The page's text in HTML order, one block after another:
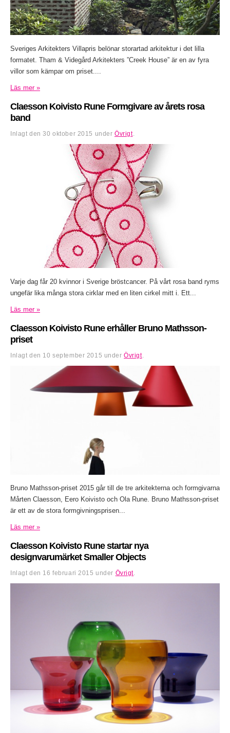
Sveriges Arkitekters Villapris belönar storartad arkitektur i det lilla
formatet. Tham & Videgård Arkitekters ”Creek House” är en av fyra
villor som kämpar om priset....
Läs mer »
Claesson Koivisto Rune Formgivare av årets rosa
band
Inlagt den30 oktober 2015 underÖvrigt.
Varje dag får 20 kvinnor i Sverige bröstcancer. På vårt rosa band ryms
ungefär lika många stora cirklar med en liten cirkel mitt i. Ett...
Läs mer »
Claesson Koivisto Rune erhåller Bruno Mathsson-
priset
Inlagt den 10 september 2015 underÖvrigt.
Bruno Mathsson-priset 2015 går till de tre arkitekterna och formgivarna
Mårten Claesson, Eero Koivisto och Ola Rune. Bruno Mathsson-priset
är ett av de stora formgivningsprisen...
Läs mer »
Claesson Koivisto Rune startar nya
designvarumärket Smaller Objects
Inlagt den 16 februari 2015 under Övrigt